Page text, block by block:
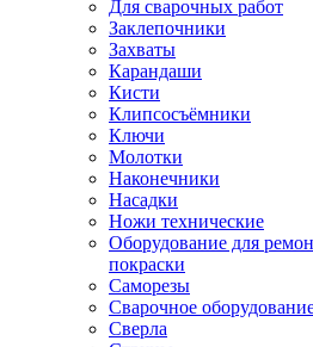
Для сварочных работ
Заклепочники
Захваты
Карандаши
Кисти
Клипсосъёмники
Ключи
Молотки
Наконечники
Насадки
Ножи технические
Оборудование для
покраски
Саморезы
Сварочное
Сверла